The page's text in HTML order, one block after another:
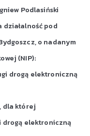
Podlasiński
pod
o nadanym
(NIP):
drogą elektroniczną
dla której
drogą elektroniczną